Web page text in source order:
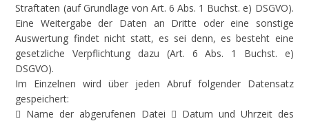
Straftaten (auf Grundlage von Art. 6 Abs. 1 Buchst. e) DSGVO).
Eine Weitergabe der Daten an Dritte oder eine sonstige
Auswertung findet nicht statt, es sei denn, es besteht eine
gesetzliche Verpflichtung dazu (Art. 6 Abs. 1 Buchst. e)
DSGVO).
Im Einzelnen wird über jeden Abruf folgender Datensatz
gespeichert:
 Name der abgerufenen Datei  Datum und Uhrzeit des